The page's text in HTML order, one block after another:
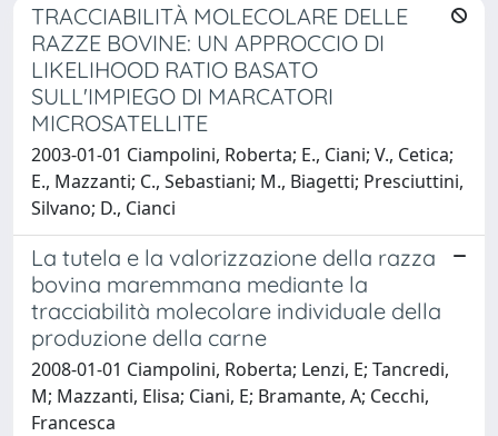
TRACCIABILITÀ MOLECOLARE DELLE
RAZZE BOVINE: UN APPROCCIO DI
LIKELIHOOD RATIO BASATO
SULL'IMPIEGO DI MARCATORI
MICROSATELLITE
2003-01-01 Ciampolini, Roberta; E., Ciani; V., Cetica;
E., Mazzanti; C., Sebastiani; M., Biagetti; Presciuttini,
Silvano; D., Cianci
La tutela e la valorizzazione della razza
bovina maremmana mediante la
tracciabilità molecolare individuale della
produzione della carne
2008-01-01 Ciampolini, Roberta; Lenzi, E; Tancredi,
M; Mazzanti, Elisa; Ciani, E; Bramante, A; Cecchi,
Francesca